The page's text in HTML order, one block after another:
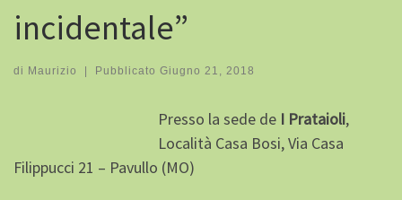
incidentale”
di Maurizio | Pubblicato Giugno 21, 2018
Presso la sede de I Prataioli,
Località Casa Bosi, Via Casa
Filippucci 21 – Pavullo (MO)